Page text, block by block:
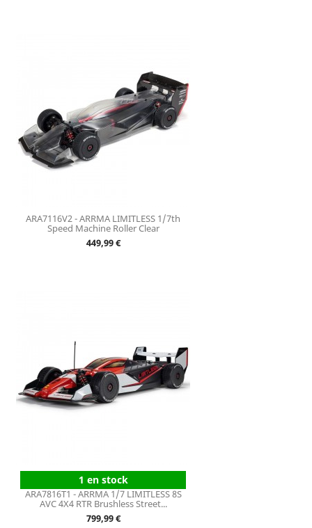
ARA7116V2 - ARRMA LIMITLESS 1/7th
Speed Machine Roller Clear
Prix
449,99 €
1 en stock
ARA7816T1 - ARRMA 1/7 LIMITLESS 8S
AVC 4X4 RTR Brushless Street...
Prix
799,99 €